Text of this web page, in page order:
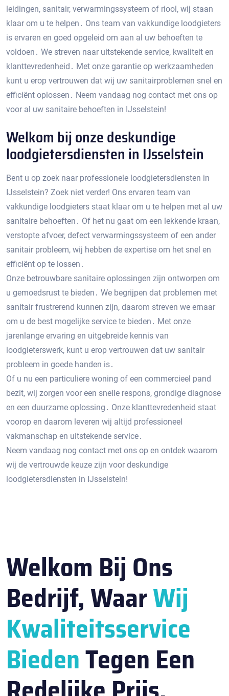
leidingen, sanitair, verwarmingssysteem of riool, wij staan
klaar om u te helpen․ Ons team van vakkundige loodgieters
is ervaren en goed opgeleid om aan al uw behoeften te
voldoen․ We streven naar uitstekende service, kwaliteit en
klanttevredenheid․ Met onze garantie op werkzaamheden
kunt u erop vertrouwen dat wij uw sanitairproblemen snel en
efficiënt oplossen․ Neem vandaag nog contact met ons op
voor al uw sanitaire behoeften in IJsselstein!​
Welkom bij onze deskundige
loodgietersdiensten in IJsselstein
Bent u op zoek naar professionele loodgietersdiensten in
IJsselstein?​ Zoek niet verder! Ons ervaren team van
vakkundige loodgieters staat klaar om u te helpen met al uw
sanitaire behoeften․ Of het nu gaat om een ​​lekkende kraan,
verstopte afvoer, defect verwarmingssysteem of een ander
sanitair probleem, wij hebben de expertise om het snel en
efficiënt op te lossen․
Onze betrouwbare sanitaire oplossingen zijn ontworpen om
u gemoedsrust te bieden․ We begrijpen dat problemen met
sanitair frustrerend kunnen zijn, daarom streven we ernaar
om u de best mogelijke service te bieden․ Met onze
jarenlange ervaring en uitgebreide kennis van
loodgieterswerk, kunt u erop vertrouwen dat uw sanitair
probleem in goede handen is․
Of u nu een particuliere woning of een commercieel pand
bezit, wij zorgen voor een snelle respons, grondige diagnose
en een duurzame oplossing․ Onze klanttevredenheid staat
voorop en daarom leveren wij altijd professioneel
vakmanschap en uitstekende service․
Neem vandaag nog contact met ons op en ontdek waarom
wij de vertrouwde keuze zijn voor deskundige
loodgietersdiensten in IJsselstein!​
Welkom Bij Ons
Bedrijf, WaarWij
Kwaliteitsservice
BiedenTegen Een